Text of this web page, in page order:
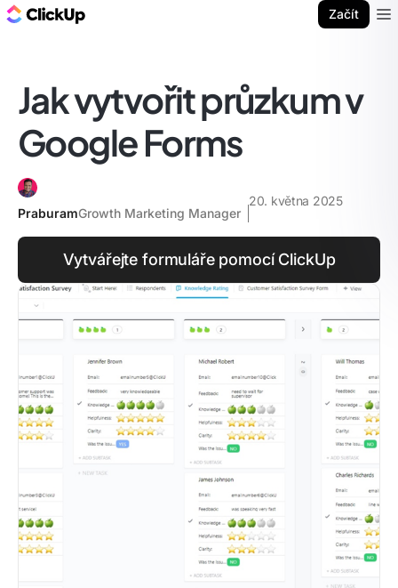
Začít
Jak vytvořit průzkum v
Google Forms
PraburamGrowth Marketing Manager
20. května 2025
Vytvářejte formuláře pomocí ClickUp